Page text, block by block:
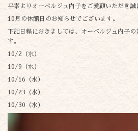
平素よりオーベルジュ内子をご愛顧いただき誠
10月の休館日のお知らせでございます。
下記日程におきましては、オーベルジュ内子の
す。
10/2（水）
10/9（水）
10/16（水）
10/23（水）
10/30（水）